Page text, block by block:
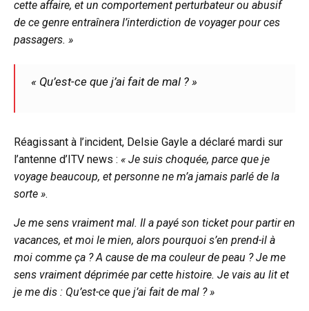
cette affaire, et un comportement perturbateur ou abusif
de ce genre entraînera l’interdiction de voyager pour ces
passagers. »
« Qu’est-ce que j’ai fait de mal ? »
Réagissant à l’incident, Delsie Gayle a déclaré mardi sur
l’antenne d’ITV news : « Je suis choquée, parce que je
voyage beaucoup, et personne ne m’a jamais parlé de la
sorte ».
Je me sens vraiment mal. Il a payé son ticket pour partir en
vacances, et moi le mien, alors pourquoi s’en prend-il à
moi comme ça ? A cause de ma couleur de peau ? Je me
sens vraiment déprimée par cette histoire. Je vais au lit et
je me dis : Qu’est-ce que j’ai fait de mal ? »